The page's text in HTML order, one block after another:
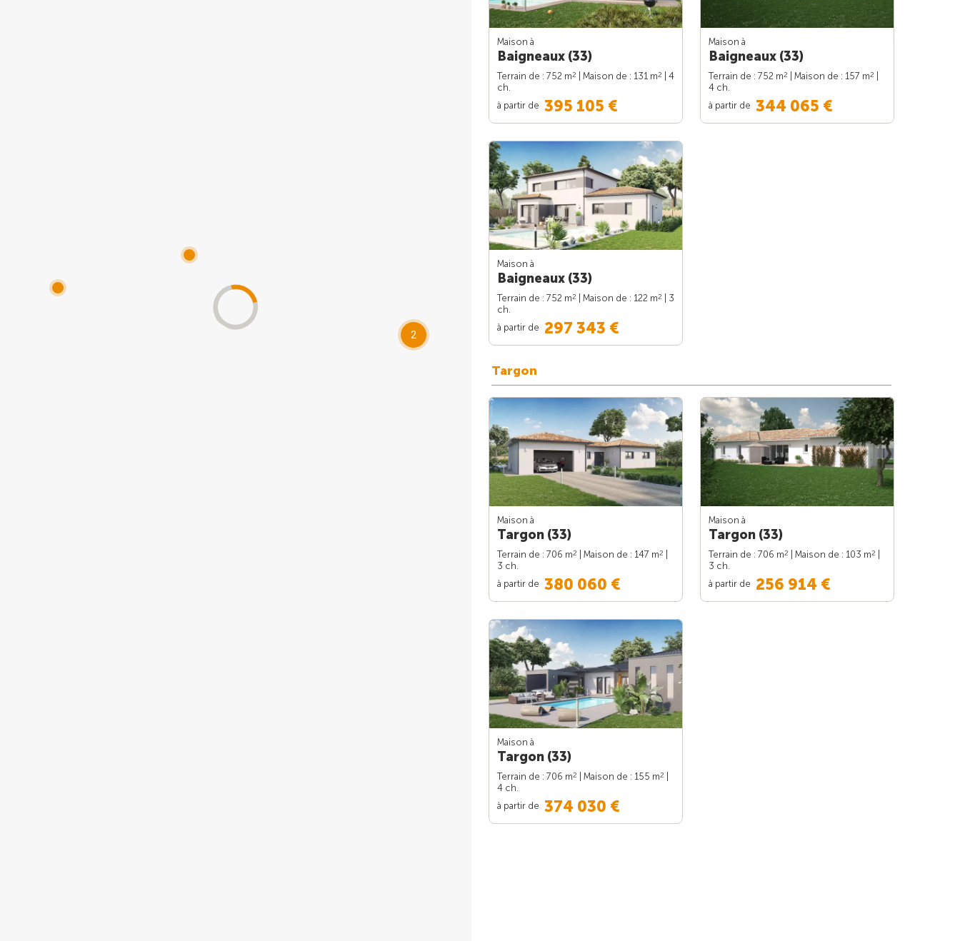
2
Maison à
Baigneaux (33)
Terrain de : 752 m2 | Maison de : 131 m2
| 4
ch.
à partir de 395 105 €
Maison à
Baigneaux (33)
Terrain de : 752 m2 | Maison de : 157 m2
4 ch.
à partir de 344 065 €
Maison à
Baigneaux (33)
Terrain de : 752 m2 | Maison de : 122 m2
| 3
ch.
à partir de 297 343 €
Targon
Maison à
Targon (33)
Terrain de : 706 m2 | Maison de : 147 m2
3 ch.
à partir de 380 060 €
Maison à
Targon (33)
Terrain de : 706 m2 | Maison de : 103 m2
3 ch.
à partir de 256 914 €
Maison à
Targon (33)
Terrain de : 706 m2 | Maison de : 155 m2
4 ch.
à partir de 374 030 €